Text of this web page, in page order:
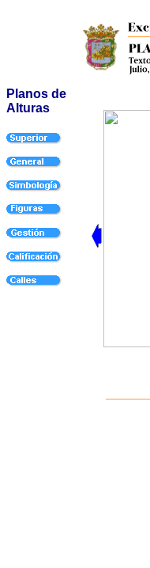
Planos de
Alturas